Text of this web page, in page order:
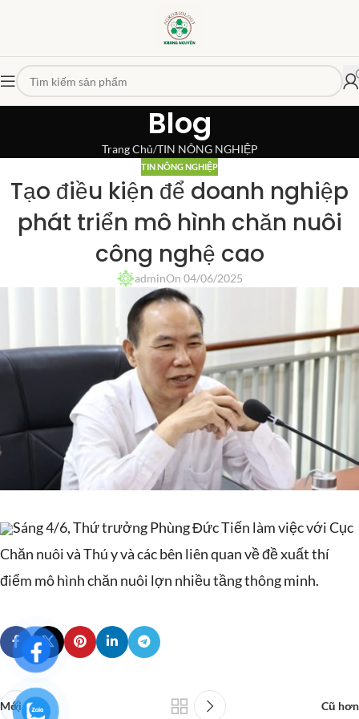
Blog
Trang Chủ TIN NÔNG NGHIỆP
TIN NÔNG NGHIỆP
Tạo điều kiện để doanh nghiệp
phát triển mô hình chăn nuôi
công nghệ cao
adminOn 04/06/2025
Sáng 4/6, Thứ trưởng Phùng Đức Tiến làm việc với Cục
Chăn nuôi và Thú y và các bên liên quan về đề xuất thí
điểm mô hình chăn nuôi lợn nhiều tầng thông minh.
Mới hơn Cũ hơn